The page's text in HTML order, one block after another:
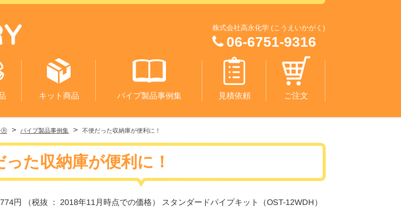
株式会社高永化学 (こうえいかがく)
06-6751-9316
キット商品 パイプ製品事例集 見積依頼 ご注文
Ⓡ > パイプ製品事例集 > 不便だった収納庫が便利に！
った収納庫が便利に！
円 （税抜 ： 2018年11月時点での価格） スタンダードパイプキット（OST-12WDH）